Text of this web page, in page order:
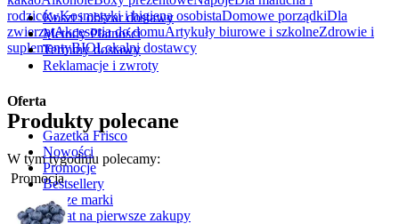
rodzicówKosmetyki i higiena osobistaDomowe porządkiDla
zwierzątAkcesoria do domuArtykuły biurowe i szkolneZdrowie i
suplementyBIOLokalni dostawcy
Produkty polecane
W tym tygodniu polecamy:
Promocja
Koszt i obszar dostawy
Metody Płatności
Terminy dostawy
Reklamacje i zwroty
Oferta
Gazetka Frisco
Nowości
Promocje
Bestsellery
Nasze marki
Rabat na pierwsze zakupy